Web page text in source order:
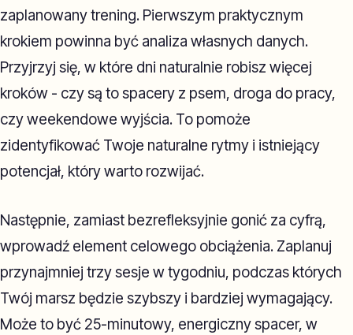
zaplanowany trening. Pierwszym praktycznym
krokiem powinna być analiza własnych danych.
Przyjrzyj się, w które dni naturalnie robisz więcej
kroków - czy są to spacery z psem, droga do pracy,
czy weekendowe wyjścia. To pomoże
zidentyfikować Twoje naturalne rytmy i istniejący
potencjał, który warto rozwijać.
Następnie, zamiast bezrefleksyjnie gonić za cyfrą,
wprowadź element celowego obciążenia. Zaplanuj
przynajmniej trzy sesje w tygodniu, podczas których
Twój marsz będzie szybszy i bardziej wymagający.
Może to być 25-minutowy, energiczny spacer, w